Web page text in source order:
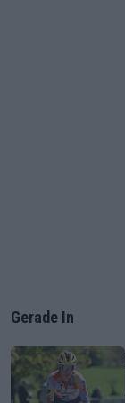
Gerade In